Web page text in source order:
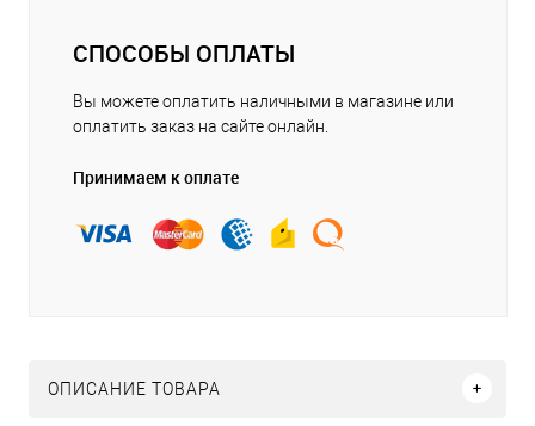
СПОСОБЫ ОПЛАТЫ
Вы можете оплатить наличными в магазине или
оплатить заказ на сайте онлайн.
Принимаем к оплате
ОПИСАНИЕ ТОВАРА